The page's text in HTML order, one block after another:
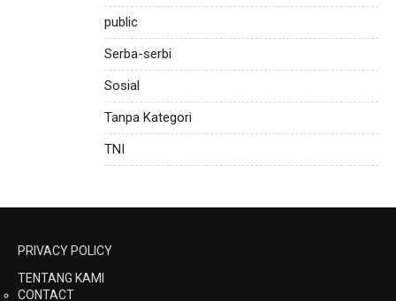
public
Serba-serbi
Sosial
Tanpa Kategori
TNI
PRIVACY POLICY
TENTANG KAMI
CONTACT